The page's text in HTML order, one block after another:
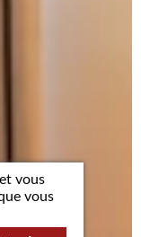
vous
vous